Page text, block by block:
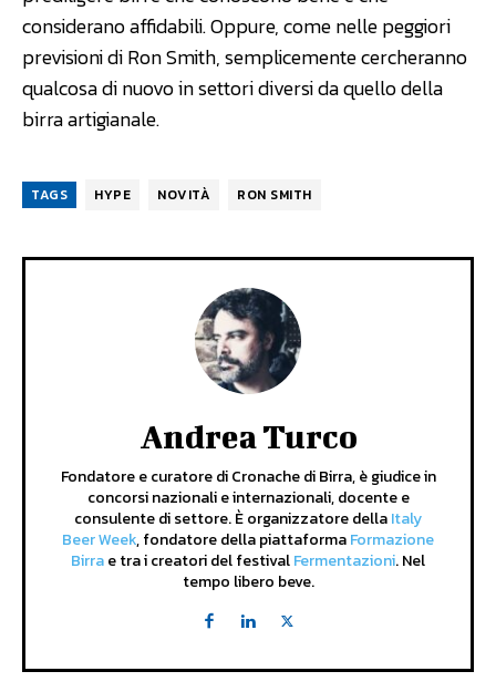
considerano affidabili. Oppure, come nelle peggiori
previsioni di Ron Smith, semplicemente cercheranno
qualcosa di nuovo in settori diversi da quello della
birra artigianale.
TAGS HYPE NOVITÀ RON SMITH
Andrea Turco
Fondatore e curatore di Cronache di Birra, è giudice in
concorsi nazionali e internazionali, docente e
consulente di settore. È organizzatore dellaItaly
Beer Week, fondatore della piattaformaFormazione
Birrae tra i creatori del festivalFermentazioni. Nel
tempo libero beve.